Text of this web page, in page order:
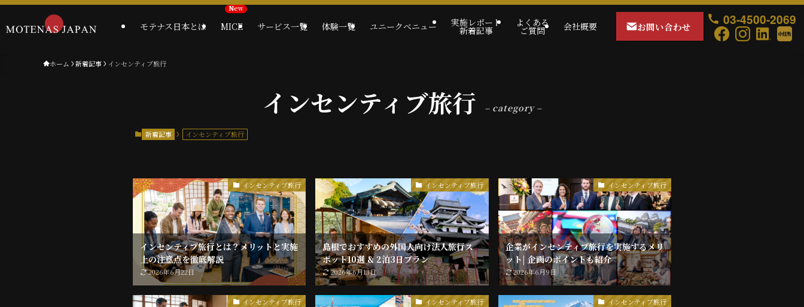
モテナス日本とは MICE サービス一覧 体験一覧 ユニークベニュー 実施レポート
新着記事
よくある
ご質問 会社概要 お問い合わせ 03-4500-2069
ホーム 新着記事 インセンティブ旅行
インセンティブ旅行 – category –
新着記事 インセンティブ旅行
インセンティブ旅行
インセンティブ旅行とは？メリットと実施
上の注意点を徹底解説
2026年6月22日
インセンティブ旅行
島根でおすすめの外国人向け法人旅行ス
ポット10選 & 2泊3日プラン
2026年6月13日
インセンティブ旅行
企業がインセンティブ旅行を実施するメリ
ット| 企画のポイントも紹介
2026年6月9日
インセンティブ旅行 インセンティブ旅行 インセンティブ旅行